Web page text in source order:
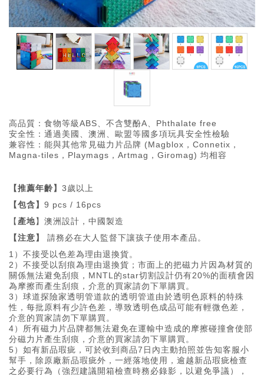
高品質：食物等級ABS、不含雙酚A、Phthalate free
安全性：通過美國、澳洲、歐盟等國多項玩具安全性檢驗
兼容性：能與其他常見磁力片品牌 (Magblox，Connetix，
Magna-tiles，Playmags，Artmag，Giromag) 均相容
【推薦年齡】 3歲以上
【包含】 9 pcs / 16pcs
【 產地】澳洲設計，中國製造
【注意】
請務必在大人監督下讓孩子使用本產品。
1）不接受以色差為理由退換貨。
2）不接受以刮痕為理由退換貨；市面上的把磁力片因為材質的
關係無法避免刮痕，MNTL的star切割設計仍有20%的面積會因
為摩擦而產生刮痕，介意的買家請勿下單購買。
3）球道探險家透明管道款的透明管道由於透明色原料的特殊
性，每批原料有少許色差，導致透明色成品可能有輕微色差，
介意的買家請勿下單購買。
4）所有磁力片品牌都無法避免在運輸中造成的摩擦碰撞會使部
分磁力片產生刮痕，介意的買家請勿下單購買。
5）如有新品瑕疵，可於收到商品7日內主動拍照並告知客服小
幫手，除原廠新品瑕疵外，一經落地使用，逾越新品瑕疵檢查
之必要行為（強烈建議開箱檢查時務必錄影，以避免爭議），